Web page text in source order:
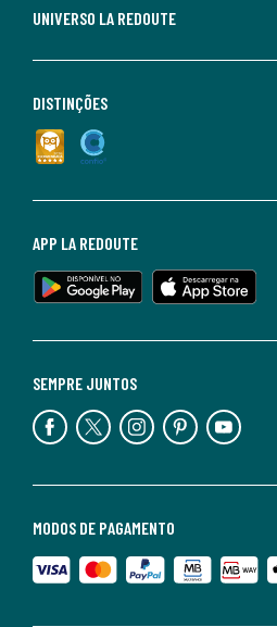
UNIVERSO LA REDOUTE
MODOS DE PAGAMENTO
SEMPRE JUNTOS
APP LA REDOUTE
DISTINÇÕES